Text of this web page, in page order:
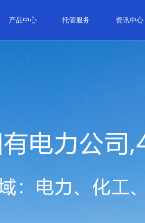
产品中心 托管服务 资讯中心